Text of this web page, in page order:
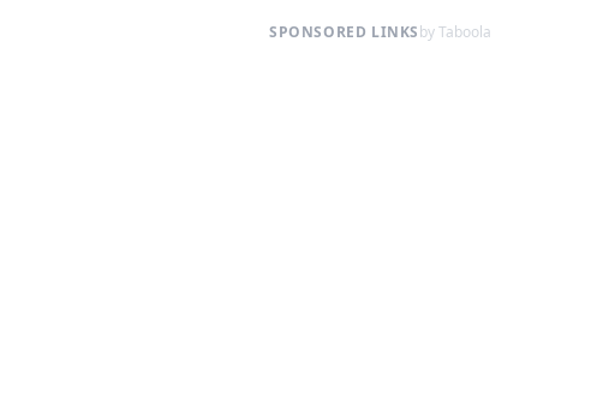
SPONSORED LINKSby Taboola